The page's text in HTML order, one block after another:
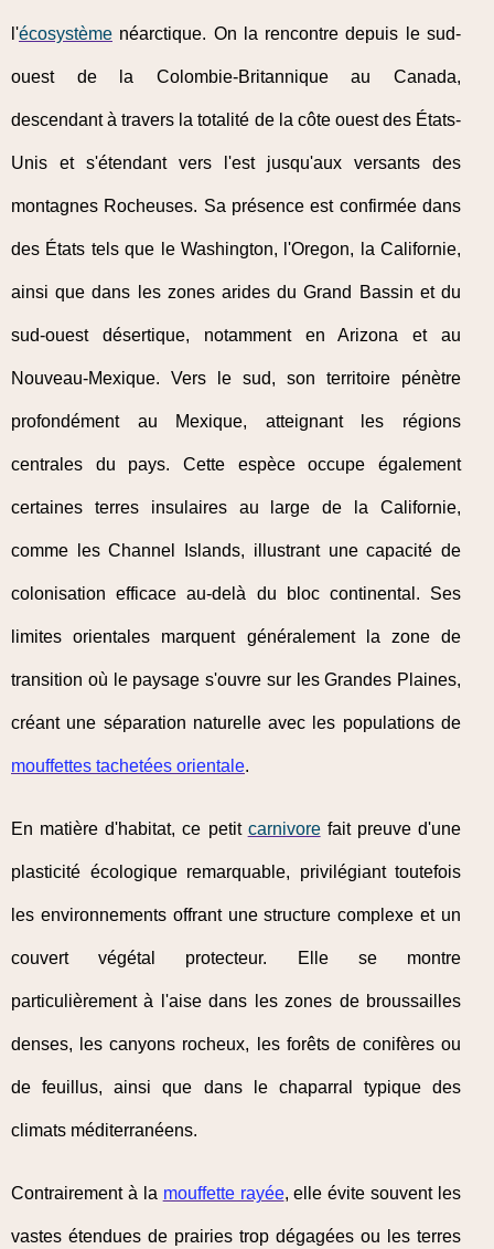
l'écosystème néarctique. On la rencontre depuis le sud-
ouest de la Colombie-Britannique au Canada,
descendant à travers la totalité de la côte ouest des États-
Unis et s'étendant vers l'est jusqu'aux versants des
montagnes Rocheuses. Sa présence est confirmée dans
des États tels que le Washington, l'Oregon, la Californie,
ainsi que dans les zones arides du Grand Bassin et du
sud-ouest désertique, notamment en Arizona et au
Nouveau-Mexique. Vers le sud, son territoire pénètre
profondément au Mexique, atteignant les régions
centrales du pays. Cette espèce occupe également
certaines terres insulaires au large de la Californie,
comme les Channel Islands, illustrant une capacité de
colonisation efficace au-delà du bloc continental. Ses
limites orientales marquent généralement la zone de
transition où le paysage s'ouvre sur les Grandes Plaines,
créant une séparation naturelle avec les populations de
mouffettes tachetées orientale.
En matière d'habitat, ce petit carnivorefait preuve d'une
plasticité écologique remarquable, privilégiant toutefois
les environnements offrant une structure complexe et un
couvert végétal protecteur. Elle se montre
particulièrement à l'aise dans les zones de broussailles
denses, les canyons rocheux, les forêts de conifères ou
de feuillus, ainsi que dans le chaparral typique des
climats méditerranéens.
Contrairement à la mouffette rayée, elle évite souvent les
vastes étendues de prairies trop dégagées ou les terres